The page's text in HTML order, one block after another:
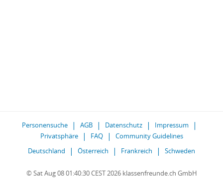
Personensuche AGB Datenschutz
Impressum
Privatsphäre
FAQ
Community Guidelines
Deutschland
Österreich Frankreich Schweden
© Sat Aug 08 01:40:30 CEST 2026 klassenfreunde.ch GmbH